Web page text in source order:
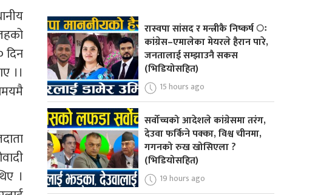
दिन
।।
।
रास्वपा सांसद र मन्त्रीकै निष्कर्ष ः
कांग्रेस–एमालेका मेयरले हैरान पारे,
जनतालाई सम्झाउनै सकस
(भिडियोसहित)
15 hours ago
सर्वोच्चको आदेशले कांग्रेसमा तरंग,
देउवा फर्किने पक्का, विश्व चीनमा,
गगनको रुख खोसिएला ?
(भिडियोसहित)
19 hours ago